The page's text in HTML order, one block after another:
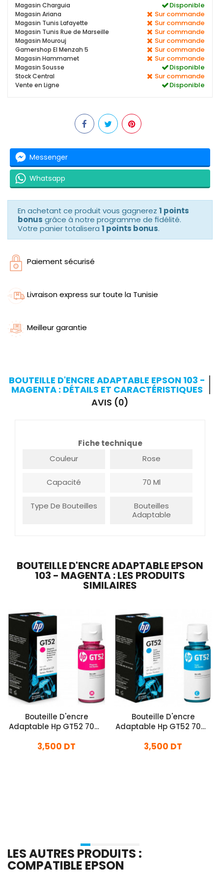
Magasin Charguia Disponible
Magasin Ariana Sur commande
Magasin Tunis Lafayette Sur commande
Magasin Tunis Rue de Marseille Sur commande
Magasin Mourouj Sur commande
Gamershop El Menzah 5 Sur commande
Magasin Hammamet Sur commande
Magasin Sousse Disponible
Stock Central Sur commande
Vente en Ligne Disponible
Messenger
Whatsapp
En achetant ce produit vous gagnerez 1 points
bonus grâce à notre programme de fidélité.
Votre panier totalisera 1 points bonus.
Paiement sécurisé
Livraison express sur toute la Tunisie
Meilleur garantie
BOUTEILLE D'ENCRE ADAPTABLE EPSON 103 -
MAGENTA : DÉTAILS ET CARACTÉRISTIQUES
AVIS (0)
Fiche technique
Couleur
Rose
Capacité 70 Ml
Type De Bouteilles
Bouteilles
Adaptable
BOUTEILLE D'ENCRE ADAPTABLE EPSON
103 - MAGENTA : LES PRODUITS
SIMILAIRES
Bouteille D'encre
Adaptable Hp GT52 70ml
3,500 DT
Bouteille D'encre
Adaptable Hp GT52 70ml
3,500 DT
LES AUTRES PRODUITS :
COMPATIBLE EPSON